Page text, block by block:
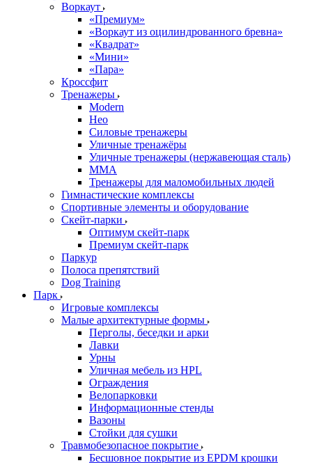
Воркаут
«Премиум»
«Воркаут из оцилиндрованного бревна»
«Квадрат»
«Мини»
«Пара»
Кроссфит
Тренажеры
Modern
Нео
Силовые тренажеры
Уличные тренажёры
Уличные тренажеры (нержавеющая сталь)
ММА
Тренажеры для маломобильных людей
Гимнастические комплексы
Спортивные элементы и оборудование
Скейт-парки
Оптимум скейт-парк
Премиум скейт-парк
Паркур
Полоса препятствий
Dog Training
Парк
Игровые комплексы
Малые архитектурные формы
Перголы, беседки и арки
Лавки
Урны
Уличная мебель из HPL
Ограждения
Велопарковки
Информационные стенды
Вазоны
Стойки для сушки
Травмобезопасное покрытие
Бесшовное покрытие из EPDM крошки